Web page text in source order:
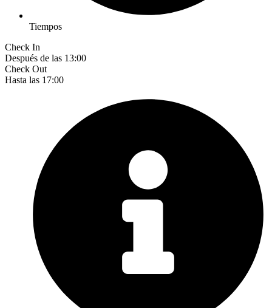
Tiempos
Check In
Después de las 13:00
Check Out
Hasta las 17:00